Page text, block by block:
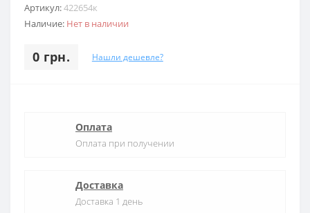
Артикул:422654к
Наличие: Нет в наличии
0 грн. Нашли дешевле?
Оплата
Оплата при получении
Доставка
Доставка 1 день